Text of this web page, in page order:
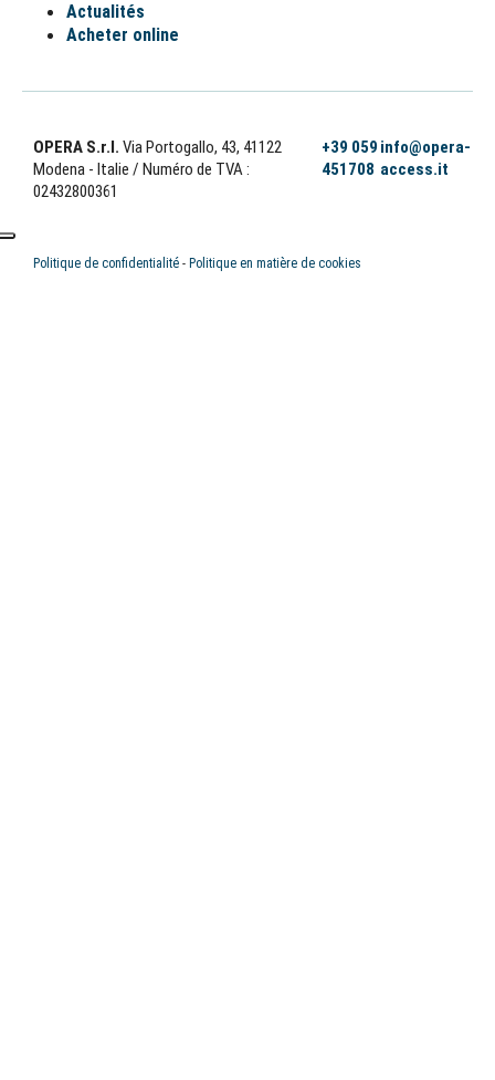
Actualités
Acheter online
OPERA S.r.l. Via Portogallo, 43, 41122
Modena - Italie / Numéro de TVA :
02432800361
+39 059
451708
info@opera-
access.it
Politique de confidentialité - Politique en matière de cookies